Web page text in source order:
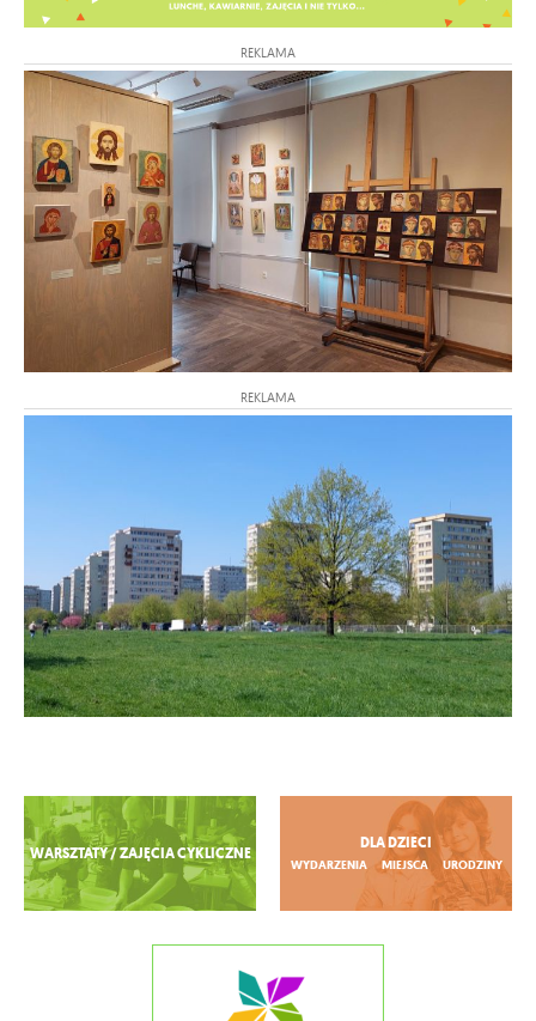
REKLAMA
REKLAMA
Zobacz więcej
WARSZTATY / ZAJĘCIA CYKLICZNE
DLA DZIECI
WYDARZENIA MIEJSCA URODZINY